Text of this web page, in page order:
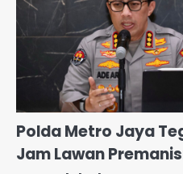
Polda Metro Jaya
Jam Lawan